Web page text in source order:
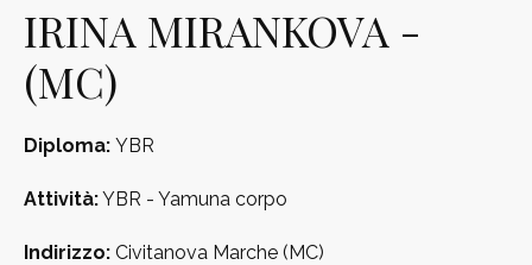
IRINA MIRANKOVA -
(MC)
Diploma: YBR
Attività:YBR - Yamuna corpo
Indirizzo: Civitanova Marche (MC)